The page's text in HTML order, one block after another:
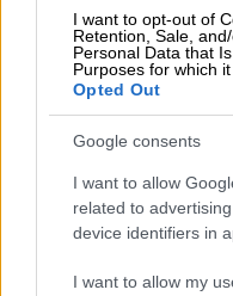
I want to opt-out of
Retention, Sale,
Personal Data that
Purposes for which it
Opted Out
Google consents
I want to allow
related to
device identifiers in
I want to allow my
Η
τις
του
που
«Τον
Το βαρύ
σχολεία
στα